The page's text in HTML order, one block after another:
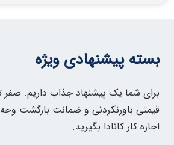
بسته پیشنهادی ویژه
برای شما یک پیشنهاد جذاب داریم. صفر
قیمتی باورنکردنی و ضمانت بازگشت وجه!
اجازه کار کانادا بگیرید.